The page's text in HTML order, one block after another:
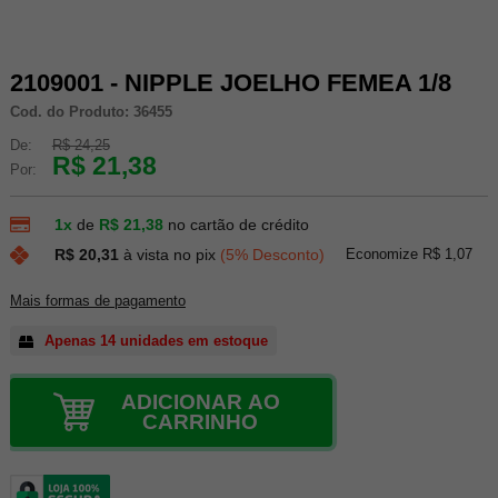
2109001 - NIPPLE JOELHO FEMEA 1/8
Cod. do Produto: 36455
De:
R$ 24,25
Por:
R$ 21,38
1x de R$ 21,38 no cartão de crédito
R$ 20,31 à vista no pix (5% Desconto) Economize R$ 1,07
Mais formas de pagamento
Apenas 14 unidades em estoque
ADICIONAR AO
CARRINHO